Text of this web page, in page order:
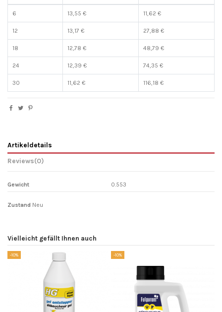
6 13,55 € 11,62 €
12 13,17 € 27,88 €
18 12,78 € 48,79 €
24 12,39 € 74,35 €
30 11,62 € 116,18 €
Artikeldetails
Reviews(0)
Gewicht 0.553
Zustand Neu
Vielleicht gefällt Ihnen auch
-10% -10%